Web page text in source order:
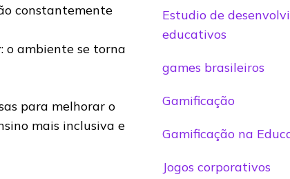
constantemente
: o ambiente se torna
para melhorar o
mais inclusiva e
Estudio de
educativos
games brasileiros
Gamificação
Gamificação na
Jogos corporativos